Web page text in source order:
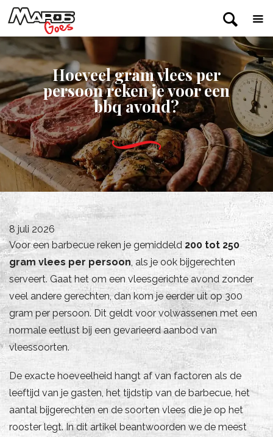
Hoeveel gram vlees per
persoon reken je voor een
bbq avond?
8 juli 2026
Voor een barbecue reken je gemiddeld 200 tot 250
gram vlees per persoon, als je ook bijgerechten
serveert. Gaat het om een vleesgerichte avond zonder
veel andere gerechten, dan kom je eerder uit op 300
gram per persoon. Dit geldt voor volwassenen met een
normale eetlust bij een gevarieerd aanbod van
vleessoorten.
De exacte hoeveelheid hangt af van factoren als de
leeftijd van je gasten, het tijdstip van de barbecue, het
aantal bijgerechten en de soorten vlees die je op het
rooster legt. In dit artikel beantwoorden we de meest